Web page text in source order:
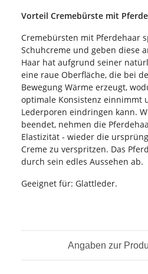
Vorteil Cremebürste mit
Cremebürsten mit Pferdehaar
Schuhcreme und geben diese
Haar hat aufgrund seiner
eine raue Oberfläche, die bei
Bewegung Wärme erzeugt,
optimale Konsistenz einnimmt
Lederporen eindringen kann.
beendet, nehmen die
Elastizität - wieder die
Creme zu verspritzen. Das
durch sein edles Aussehen ab.
Geeignet für: Glattleder.
Angaben zur